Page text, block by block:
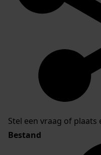
Stel een vraag of
Bestand